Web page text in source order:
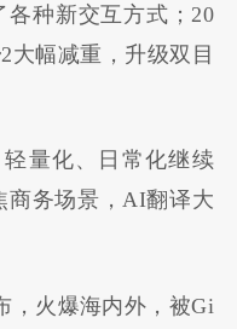
各种新交互方式；20
大幅减重，升级双目
量化、日常化继续
商务场景，AI翻译大
，火爆海内外，被Gi